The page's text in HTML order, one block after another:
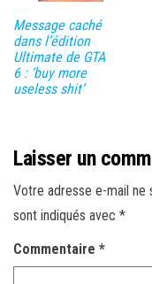
Message caché
dans l’édition
Ultimate de GTA
6 : ‘buy more
useless shit’
Laisser un
Votre adresse e-mail ne
sont indiqués avec *
Commentaire *